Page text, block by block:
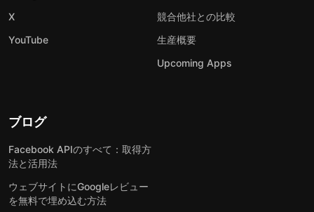
X
YouTube
競合他社との比較
生産概要
Upcoming Apps
ブログ
Facebook APIのすべて：取得方
法と活用法
ウェブサイトにGoogleレビュー
を無料で埋め込む方法